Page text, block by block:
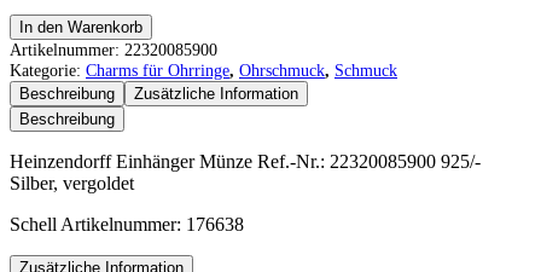
Heinzendorff
Einhänger
Münze
Menge
In den Warenkorb
Artikelnummer: 22320085900
Kategorie: Charms für Ohrringe, Ohrschmuck, Schmuck
Beschreibung
Zusätzliche Information
Beschreibung
Heinzendorff Einhänger Münze Ref.-Nr.: 22320085900 925/-
Silber, vergoldet
Schell Artikelnummer: 176638
Zusätzliche Information